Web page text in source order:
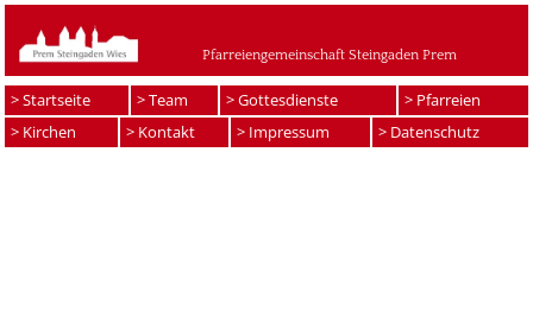
Pfarreiengemeinschaft Steingaden Prem
> Startseite > Team > Gottesdienste
> Pfarreien
> Kirchen
> Kontakt > Impressum > Datenschutz